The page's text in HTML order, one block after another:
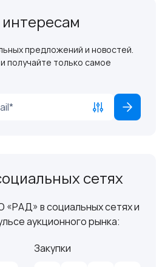
предложений и новостей.
получайте только самое
сетях
в социальных сетях и
аукционного рынка:
Закупки